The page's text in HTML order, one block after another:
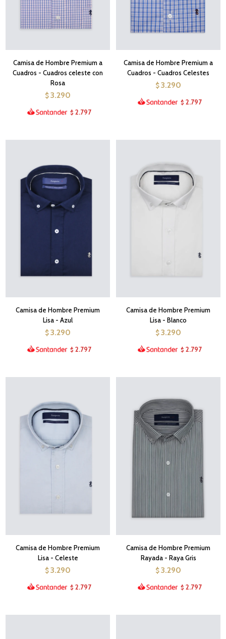
Camisa de Hombre Premium a
Cuadros - Cuadros celeste con
Rosa
$ 3.290
$ 2.797
Camisa de Hombre Premium a
Cuadros - Cuadros Celestes
$ 3.290
$ 2.797
Camisa de Hombre Premium
Lisa - Azul
$ 3.290
$ 2.797
Camisa de Hombre Premium
Lisa - Blanco
$ 3.290
$ 2.797
Camisa de Hombre Premium
Lisa - Celeste
$ 3.290
$ 2.797
Camisa de Hombre Premium
Rayada - Raya Gris
$ 3.290
$ 2.797